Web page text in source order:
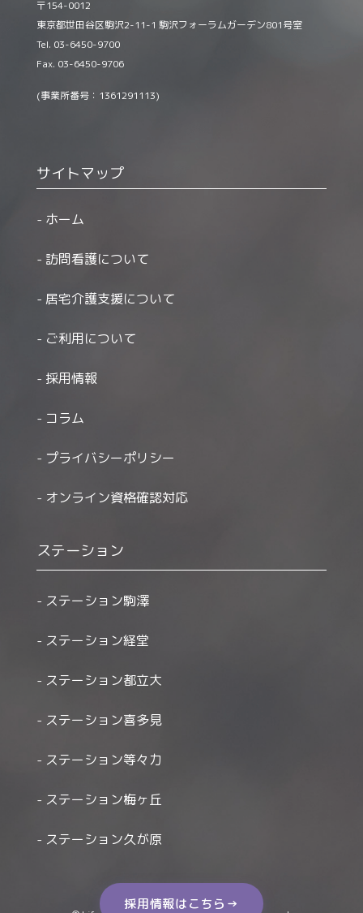
〒154-0012
東京都世田谷区駒沢2-11-1 駒沢フォーラムガーデン801号室
Tel. 03-6450-9700
Fax. 03-6450-9706
(事業所番号：1361291113)
サイトマップ
ホーム
訪問看護について
居宅介護支援について
ご利用について
採用情報
コラム
プライバシーポリシー
オンライン資格確認対応
ステーション
ステーション駒澤
ステーション経堂
ステーション都立大
ステーション喜多見
ステーション等々力
ステーション梅ヶ丘
ステーション久が原
採用情報はこちら→